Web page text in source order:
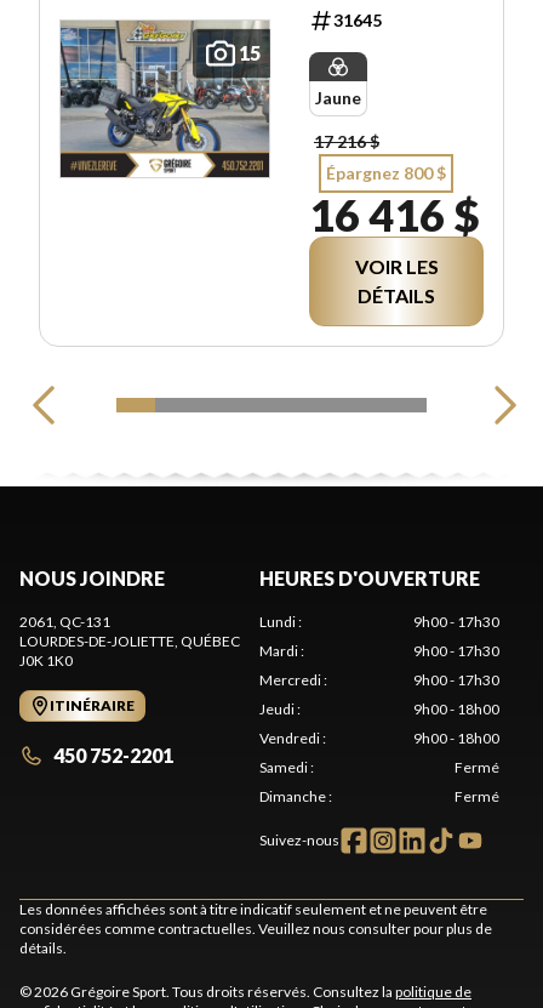
15
31645
Jaune
17 216 $
Épargnez 800 $
16 416 $
VOIR LES
DÉTAILS
NOUS JOINDRE
2061, QC-131
LOURDES-DE-JOLIETTE , QUÉBEC
J0K 1K0
ITINÉRAIRE
450 752-2201
HEURES D'OUVERTURE
Lundi:
9h00 - 17h30
Mardi:
9h00 - 17h30
Mercredi:
9h00 - 17h30
Jeudi:
9h00 - 18h00
Vendredi:
9h00 - 18h00
Samedi:
Fermé
Dimanche: Fermé
Suivez-nous
Les données affichées sont à titre indicatif seulement et ne peuvent être
considérées comme contractuelles. Veuillez nous consulter pour plus de
détails.
© 2026 Grégoire Sport. Tous droits réservés. Consultez la politique de